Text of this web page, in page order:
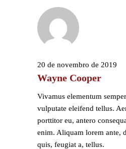
20 de novembro de 2019
Wayne Cooper
Vivamus elementum
vulputate eleifend tellus.
porttitor eu, antero
enim. Aliquam lorem ante,
quis, feugiat a, tellus.